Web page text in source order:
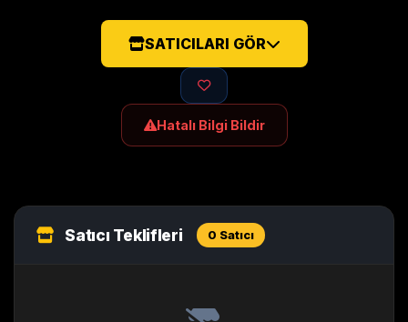
SATICILARI GÖR
Hatalı Bilgi Bildir
Satıcı Teklifleri 0 Satıcı